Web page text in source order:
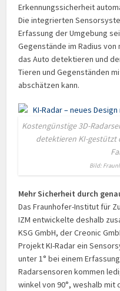
Erkennungs­sicherheit
Die integrierten
Erfassung der Umgebung
Gegenstände im Radius
das Auto detektieren und
Tieren und Gegen­ständen
abschätzen kann.
Kostengünstige 3D-
detektieren KI-gestützt
Bild:
Mehr Sicherheit durch
Das Fraunhofer-Institut für
IZM entwickelte deshalb
KSG GmbH, der Creonic
Projekt KI-Radar ein
unter 1° bei einem
Radar­sensoren kommen
winkel von 90°, weshalb